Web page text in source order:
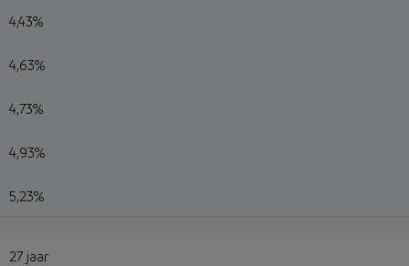
4,43%
4,63%
4,73%
4,93%
5,23%
27 jaar